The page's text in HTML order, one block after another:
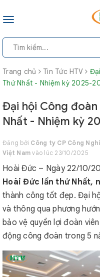
Toggle
Trang chủ Tin Tức HTV
Thứ Nhất - Nhiệm kỳ 2025-
Đại hội Công
Nhất - Nhiệm kỳ
Đăng bởi Công ty CP Công
Việt Nam vào lúc 23/10/2025
Hoài Đức – Ngày 22/10/
Hoài Đức lần thứ Nhất,
thành công tốt đẹp. Đại
và thông qua phương
bảo vệ quyền lợi đoàn
động công đoàn trong 5